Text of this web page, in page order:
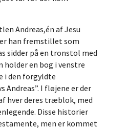
Andreas,én af Jesu
han fremstillet som
sidder på en tronstol med
holder en bog i venstre
i den forgyldte
Andreas”. I fløjene er der
hver deres træblok, med
Disse historier
men er kommet